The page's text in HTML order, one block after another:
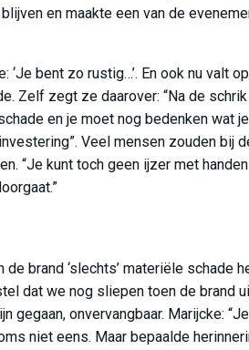
en maakte een van de
bent zo rustig…’. En ook nu valt
Zelf zegt ze daarover: “Na de
en je moet nog bedenken wat
Veel mensen zouden bij
“Je kunt toch geen ijzer met
brand ‘slechts’ materiële schade
dat we nog sliepen toen de brand
onvervangbaar. Marijcke:
niet eens. Maar bepaalde